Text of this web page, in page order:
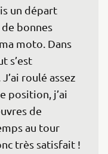
un départ
de bonnes
moto. Dans
s’est
roulé assez
position, j’ai
de
au tour
très satisfait !